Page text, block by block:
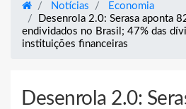
Notícias
Economia
Desenrola 2.0: Serasa aponta
endividados no Brasil; 47% das
instituições financeiras
Desenrola 2.0: